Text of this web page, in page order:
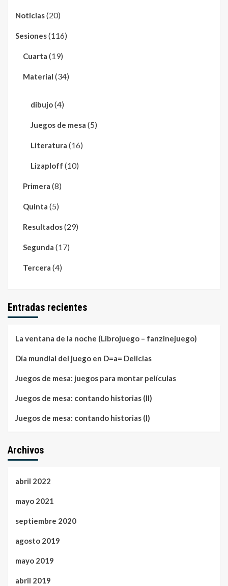
Noticias(20)
Sesiones(116)
Cuarta (19)
Material (34)
dibujo(4)
Juegos de mesa (5)
Literatura (16)
Lizaploff (10)
Primera (8)
Quinta (5)
Resultados(29)
Segunda (17)
Tercera (4)
Entradas recientes
La ventana de la noche (Librojuego – fanzinejuego)
Día mundial del juego en D=a= Delicias
Juegos de mesa: juegos para montar películas
Juegos de mesa: contando historias (II)
Juegos de mesa: contando historias (I)
Archivos
abril 2022
mayo 2021
septiembre 2020
agosto 2019
mayo 2019
abril 2019